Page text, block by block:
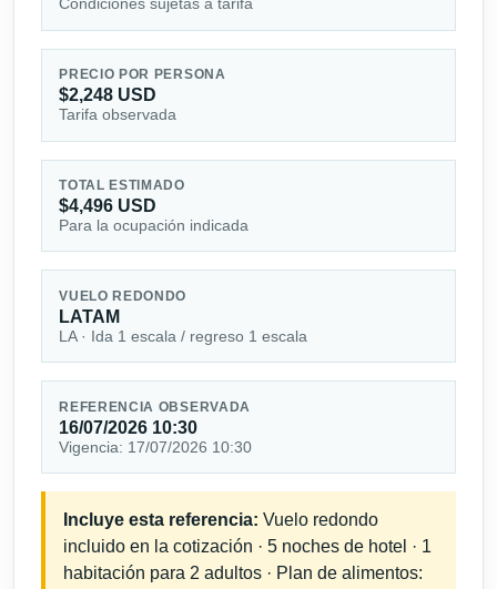
Condiciones sujetas a tarifa
PRECIO POR PERSONA
$2,248 USD
Tarifa observada
TOTAL ESTIMADO
$4,496 USD
Para la ocupación indicada
VUELO REDONDO
LATAM
LA · Ida 1 escala / regreso 1 escala
REFERENCIA OBSERVADA
16/07/2026 10:30
Vigencia: 17/07/2026 10:30
Incluye esta referencia: Vuelo redondo
incluido en la cotización · 5 noches de hotel · 1
habitación para 2 adultos · Plan de alimentos: